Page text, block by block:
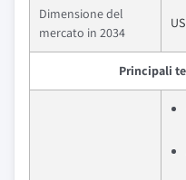
Dimensione del
mercato in 2034
Principali